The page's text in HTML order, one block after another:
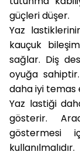
güçleri düşer.
Yaz
kauçuk
sağlar. Diş
oyuğa
daha iyi temas
Yaz lastiği
gösterir.
göstermesi
kullanılmalıdır.